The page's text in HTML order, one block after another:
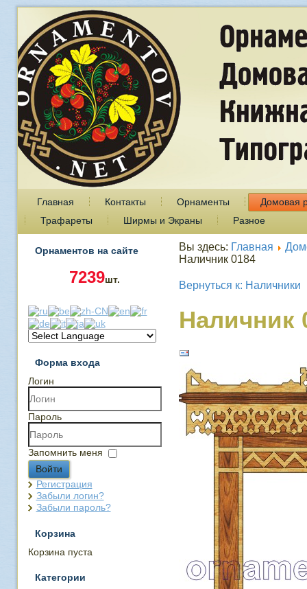
Главная Контакты Орнаменты
Домовая
Трафареты
Ширмы и Экраны Разное
Орнаментов на сайте
7239шт.
Форма входа
Логин
Пароль
Запомнить меня
Войти
Регистрация
Забыли логин?
Забыли пароль?
Корзина
Корзина пуста
Категории
Вы здесь: Главная
Наличник 0184
Вернуться к: Наличники
Наличник